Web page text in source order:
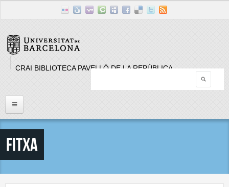
CRAI BIBLIOTECA PAVELLÓ DE LA REPÚBLICA
Inici
Llistat Publicacions periòdiques
Fitxa